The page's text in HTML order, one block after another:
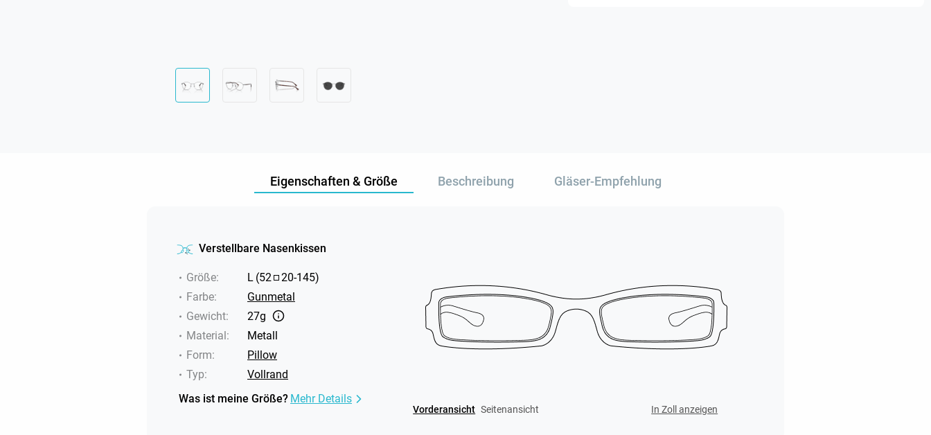
Eigenschaften & Größe Beschreibung Gläser-Empfehlung
Verstellbare Nasenkissen
Größe: L (52 20-145)
Farbe:
Gunmetal
Gewicht:
27g
Material:
Metall
Form:
Pillow
Typ:
Vollrand
Was ist meine Größe? Mehr Details
Vorderansicht Seitenansicht In Zoll anzeigen